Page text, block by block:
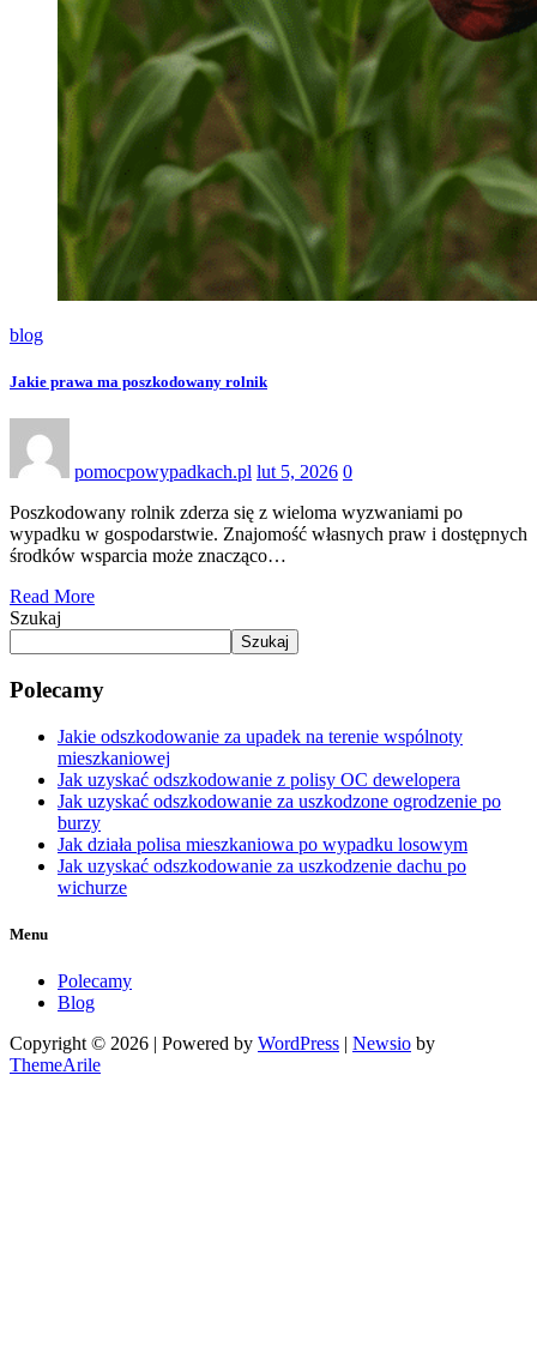
blog
Jakie prawa ma poszkodowany rolnik
pomocpowypadkach.pl lut 5, 2026 0
Poszkodowany rolnik zderza się z wieloma wyzwaniami po
wypadku w gospodarstwie. Znajomość własnych praw i dostępnych
środków wsparcia może znacząco…
Read More
Szukaj
Szukaj
Polecamy
Jakie odszkodowanie za upadek na terenie wspólnoty
mieszkaniowej
Jak uzyskać odszkodowanie z polisy OC dewelopera
Jak uzyskać odszkodowanie za uszkodzone ogrodzenie po
burzy
Jak działa polisa mieszkaniowa po wypadku losowym
Jak uzyskać odszkodowanie za uszkodzenie dachu po
wichurze
Menu
Polecamy
Blog
Copyright © 2026 | Powered by WordPress | Newsio by
ThemeArile